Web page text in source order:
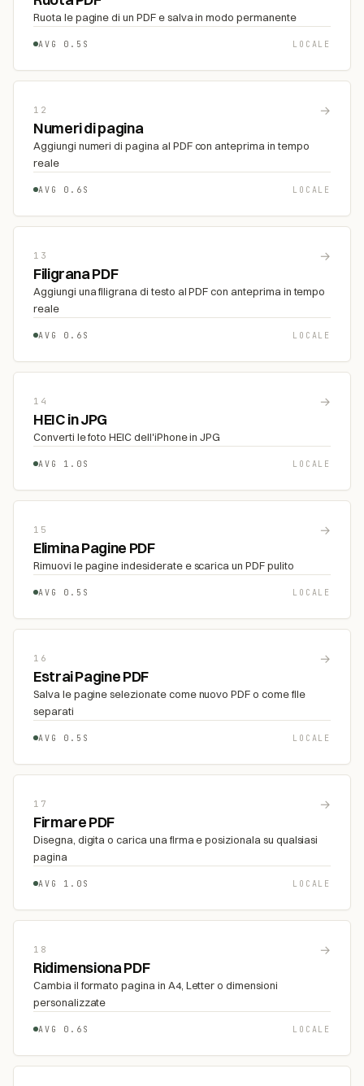
Ruota le pagine di un PDF e salva in modo permanente
AVG 0.5S LOCALE
12 →
Numeri di pagina
Aggiungi numeri di pagina al PDF con anteprima in tempo
reale
AVG 0.6S LOCALE
13 →
Filigrana PDF
Aggiungi una filigrana di testo al PDF con anteprima in tempo
reale
AVG 0.6S LOCALE
14 →
HEIC in JPG
Converti le foto HEIC dell'iPhone in JPG
AVG 1.0S LOCALE
15 →
Elimina Pagine PDF
Rimuovi le pagine indesiderate e scarica un PDF pulito
AVG 0.5S LOCALE
16 →
Estrai Pagine PDF
Salva le pagine selezionate come nuovo PDF o come file
separati
AVG 0.5S LOCALE
17 →
Firmare PDF
Disegna, digita o carica una firma e posizionala su qualsiasi
pagina
AVG 1.0S LOCALE
18 →
Ridimensiona PDF
Cambia il formato pagina in A4, Letter o dimensioni
personalizzate
AVG 0.6S LOCALE